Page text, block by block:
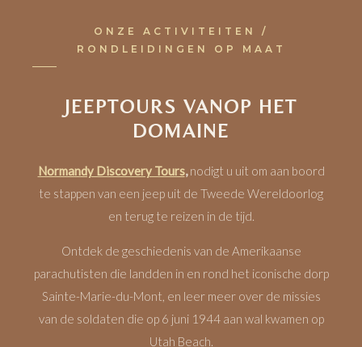
ONZE ACTIVITEITEN /
RONDLEIDINGEN OP MAAT
JEEPTOURS VANOP HET
DOMAINE
Normandy Discovery Tours,nodigt u uit om aan boord
te stappen van een jeep uit de Tweede Wereldoorlog
en terug te reizen in de tijd.
Ontdek de geschiedenis van de Amerikaanse
parachutisten die landden in en rond het iconische dorp
Sainte-Marie-du-Mont, en leer meer over de missies
van de soldaten die op 6 juni 1944 aan wal kwamen op
Utah Beach.